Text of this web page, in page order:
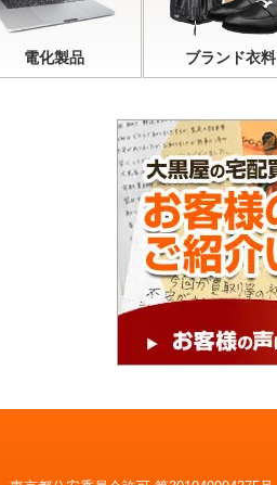
電化製品 ブランド衣料